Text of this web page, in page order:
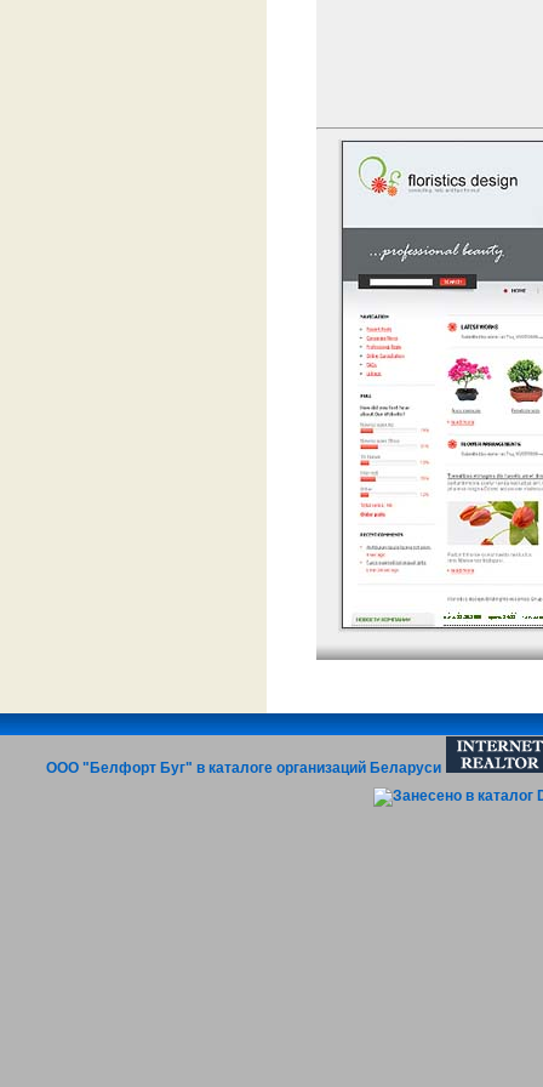
ООО "Белфорт Буг" в каталоге организаций Беларуси